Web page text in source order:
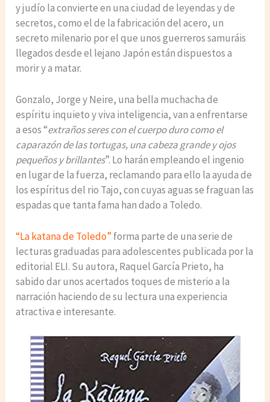
y judío la convierte en una ciudad de leyendas y de
secretos, como el de la fabricación del acero, un
secreto milenario por el que unos guerreros samuráis
llegados desde el lejano Japón están dispuestos a
morir y a matar.
Gonzalo, Jorge y Neire, una bella muchacha de
espíritu inquieto y viva inteligencia, van a enfrentarse
a esos “extraños seres con el cuerpo duro como el
caparazón de las tortugas, una cabeza grande y ojos
pequeños y brillantes”. Lo harán empleando el ingenio
en lugar de la fuerza, reclamando para ello la ayuda de
los espíritus del rio Tajo, con cuyas aguas se fraguan las
espadas que tanta fama han dado a Toledo.
“La katana de Toledo” forma parte de una serie de
lecturas graduadas para adolescentes publicada por la
editorial ELI. Su autora, Raquel García Prieto, ha
sabido dar unos acertados toques de misterio a la
narración haciendo de su lectura una experiencia
atractiva e interesante.